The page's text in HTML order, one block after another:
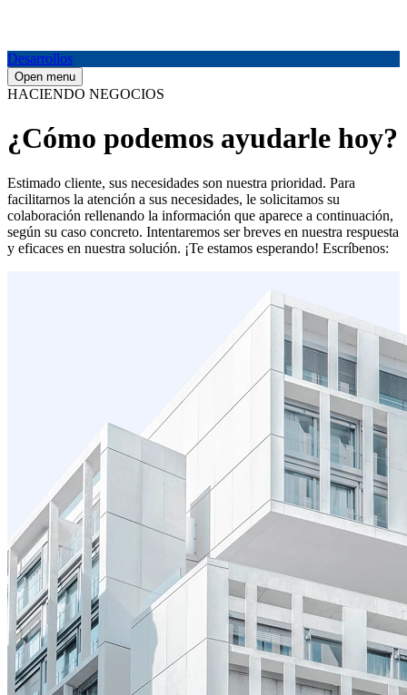
Desarrollos
Open menu
HACIENDO NEGOCIOS
¿Cómo podemos ayudarle hoy?
Estimado cliente, sus necesidades son nuestra prioridad. Para
facilitarnos la atención a sus necesidades, le solicitamos su
colaboración rellenando la información que aparece a continuación,
según su caso concreto. Intentaremos ser breves en nuestra respuesta
y eficaces en nuestra solución. ¡Te estamos esperando! Escríbenos: